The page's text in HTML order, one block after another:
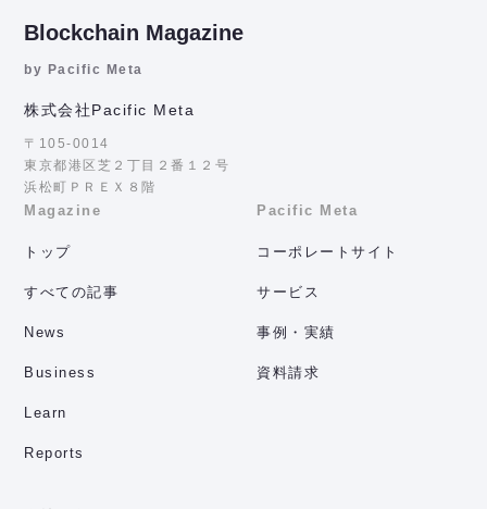
Blockchain Magazine
by Pacific Meta
株式会社Pacific Meta
〒105-0014
東京都港区芝２丁目２番１２号
浜松町ＰＲＥＸ８階
Magazine
トップ
すべての記事
News
Business
Learn
Reports
Pacific Meta
コーポレートサイト
サービス
事例・実績
資料請求